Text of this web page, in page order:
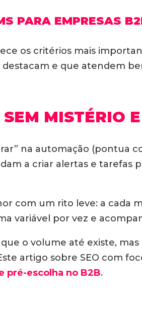
PARA EMPRESAS
os critérios mais
destacam e que atendem
MISTÉRIO
na automação (pontua
a criar alertas e tarefas
com um rito leve: a cada
variável por vez e
o volume até existe,
artigo sobre SEO com
pré-escolha no B2B.